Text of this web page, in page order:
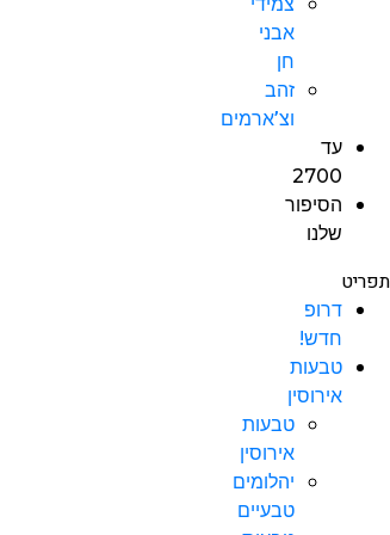
אבני
חן
זהב
וצ’ארמים
עד
2700
הסיפור
שלנו
תפריט
דרופ
חדש!
טבעות
אירוסין
טבעות
אירוסין
יהלומים
טבעיים